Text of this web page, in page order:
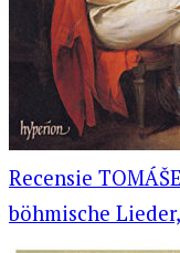
Recensie
böhmische